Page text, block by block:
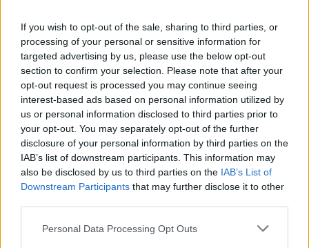
If you wish to opt-out of the sale, sharing to third parties, or
processing of your personal or sensitive information for
targeted advertising by us, please use the below opt-out
section to confirm your selection. Please note that after your
opt-out request is processed you may continue seeing
interest-based ads based on personal information utilized by
us or personal information disclosed to third parties prior to
your opt-out. You may separately opt-out of the further
disclosure of your personal information by third parties on the
IAB’s list of downstream participants. This information may
also be disclosed by us to third parties on the IAB’s List of
Downstream Participants that may further disclose it to other
Personal Data Processing Opt Outs